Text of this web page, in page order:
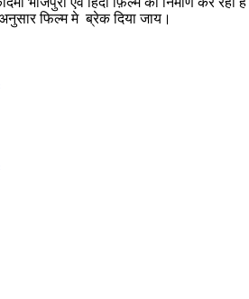
फिल्म मे ब्रेक दिया जाय।